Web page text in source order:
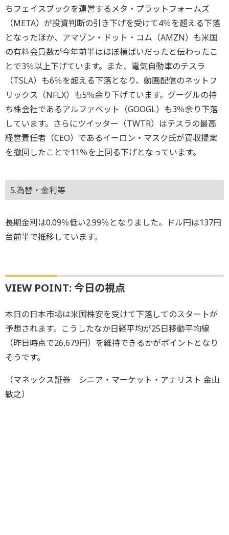
ちフェイスブックを運営するメタ・プラットフォームズ
（META）が投資判断の引き下げを受けて4％を超える下落
となったほか、アマゾン・ドット・コム（AMZN）も米国
の有料会員数が今年前半はほぼ横ばいだったと伝わったこ
とで3％以上下げています。また、電気自動車のテスラ
（TSLA）も6％を超える下落となり、動画配信のネットフ
リックス（NFLX）も5％余り下げています。グーグルの持
ち株会社であるアルファベット（GOOGL）も3％余り下落
しています。さらにツイッター（TWTR）はテスラの最高
経営責任者（CEO）であるイーロン・マスク氏が買収提案
を撤回したことで11％を上回る下げとなっています。
5.為替・金利等
長期金利は0.09％低い2.99％となりました。ドル円は137円
台前半で推移しています。
VIEW POINT: 今日の視点
本日の日本市場は米国株安を受けて下落してのスタートが
予想されます。こうしたなか日経平均が25日移動平均線
（昨日時点で26,679円）を維持できるかがポイントとなり
そうです。
（マネックス証券 シニア・マーケット・アナリスト 金山
敏之）